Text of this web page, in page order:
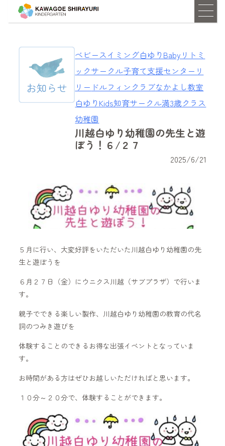
ベビースイミング白ゆりBabyリトミ
ックサークル子育て支援センターリ
リー ドルフィンクラブなかよし教室
白ゆりKids知育サークル満3歳クラス
幼稚園
川越白ゆり幼稚園の先生と遊
ぼう！６/２７
2025/6/21
５月に行い、大変好評をいただいた川越白ゆり幼稚園の先
生と遊ぼうを
６月２７日（金）にウニクス川越（サブプラザ）で行いま
す。
親子でできる楽しい製作、川越白ゆり幼稚園の教育の代名
詞のつみき遊びを
体験することのできるお得な出張イベントとなっていま
す。
お時間がある方はぜひお越しいただければと思います。
１０分～２０分で、体験することができます。